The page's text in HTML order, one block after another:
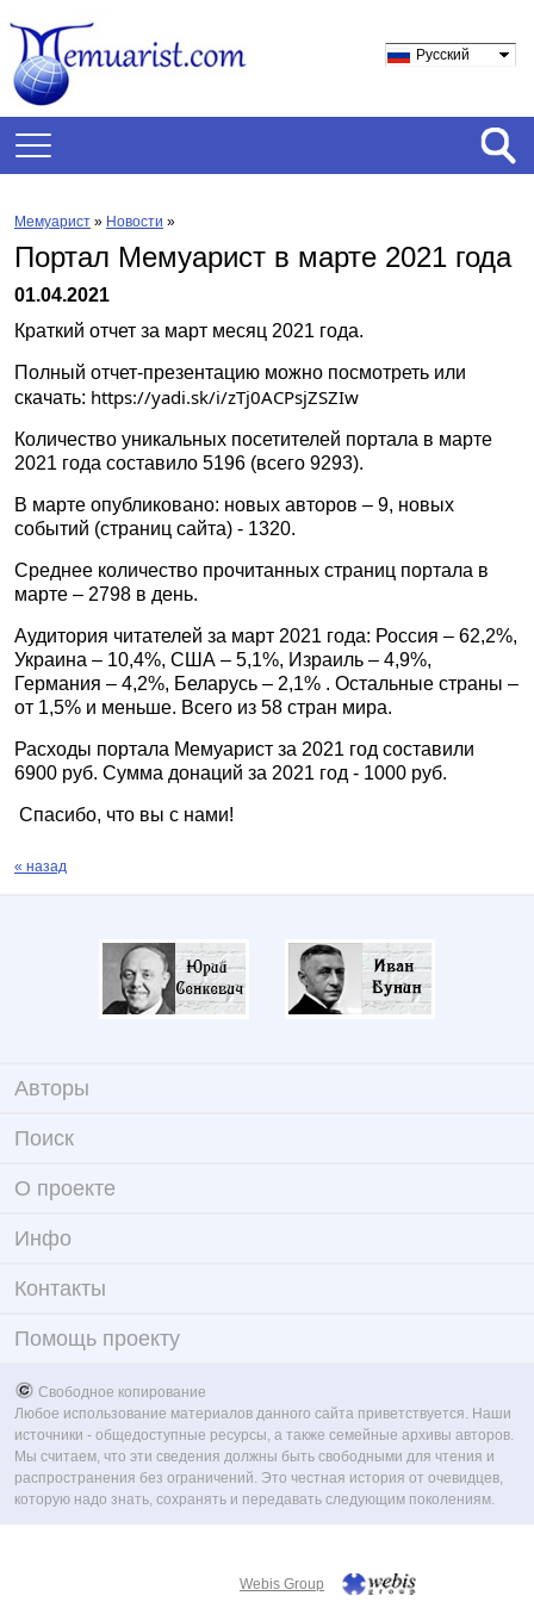
Русский
Мемуарист » Новости »
Портал Мемуарист в марте 2021 года
01.04.2021
Краткий отчет за март месяц 2021 года.
Полный отчет-презентацию можно посмотреть или
скачать: https://yadi.sk/i/zTj0ACPsjZSZIw
Количество уникальных посетителей портала в марте
2021 года составило 5196 (всего 9293).
В марте опубликовано: новых авторов – 9, новых
событий (страниц сайта) - 1320.
Среднее количество прочитанных страниц портала в
марте – 2798 в день.
Аудитория читателей за март 2021 года: Россия – 62,2%,
Украина – 10,4%, США – 5,1%, Израиль – 4,9%,
Германия – 4,2%, Беларусь – 2,1% . Остальные страны –
от 1,5% и меньше. Всего из 58 стран мира.
Расходы портала Мемуарист за 2021 год составили
6900 руб. Сумма донаций за 2021 год - 1000 руб.
Спасибо, что вы с нами!
« назад
Авторы
Поиск
О проекте
Инфо
Контакты
Помощь проекту
Свободное копирование
Любое использование материалов данного сайта приветствуется. Наши
источники - общедоступные ресурсы, а также семейные архивы авторов.
Мы считаем, что эти сведения должны быть свободными для чтения и
распространения без ограничений. Это честная история от очевидцев,
которую надо знать, сохранять и передавать следующим поколениям.
Webis Group